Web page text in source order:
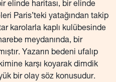
elinde haritası, bir elinde
Paris’teki yatağından takip
karolarla kaplı kulübesinde
meydanında, bir
Yazarın bedeni ufalıp
karşı koyarak dimdik
bir olay söz konusudur.